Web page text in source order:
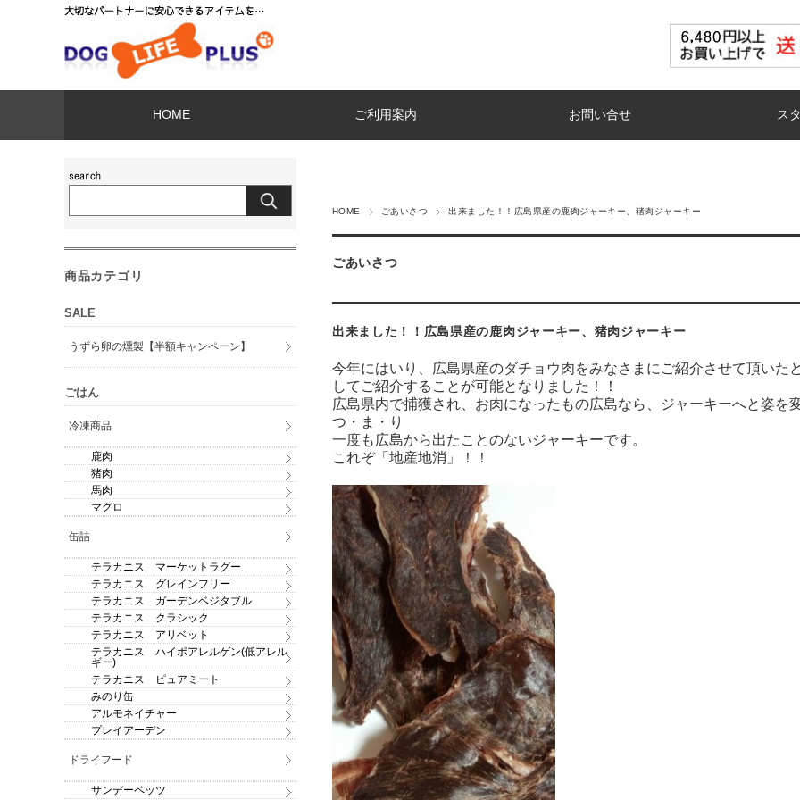
HOME ご利用案内 お問い合せ ス
HOME ごあいさつ 出来ました！！広島県産の鹿肉ジャーキー、猪肉ジャーキー
ごあいさつ
出来ました！！広島県産の鹿肉ジャーキー、猪肉ジャーキー
今年にはいり、広島県産のダチョウ肉をみなさまにご紹介させて頂いた
してご紹介することが可能となりました！！
広島県内で捕獲され、お肉になったもの広島なら、ジャーキーへと姿を
つ・ま・り
一度も広島から出たことのないジャーキーです。
これぞ「地産地消」！！
商品カテゴリ
SALE
うずら卵の燻製【半額キャンペーン】
ごはん
冷凍商品
鹿肉
猪肉
馬肉
マグロ
缶詰
テラカニス マーケットラグー
テラカニス グレインフリー
テラカニス ガーデンベジタブル
テラカニス クラシック
テラカニス アリベット
テラカニス ハイポアレルゲン(低アレル
ギー)
テラカニス ピュアミート
みのり缶
アルモネイチャー
プレイアーデン
ドライフード
サンデーペッツ